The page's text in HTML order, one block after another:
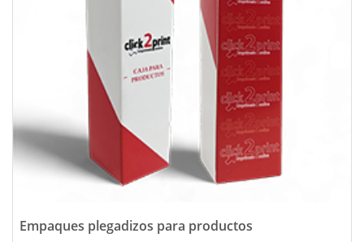
Empaques plegadizos para productos